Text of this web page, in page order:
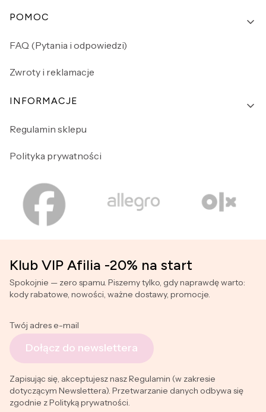
POMOC
FAQ (Pytania i odpowiedzi)
Zwroty i reklamacje
INFORMACJE
Regulamin sklepu
Polityka prywatności
Klub VIP Afilia -20% na start
Spokojnie — zero spamu. Piszemy tylko, gdy naprawdę warto:
kody rabatowe, nowości, ważne dostawy, promocje.
Twój adres e-mail
Dołącz do newslettera
Zapisując się, akceptujesz nasz Regulamin (w zakresie
dotyczącym Newslettera). Przetwarzanie danych odbywa się
zgodnie z Polityką prywatności.